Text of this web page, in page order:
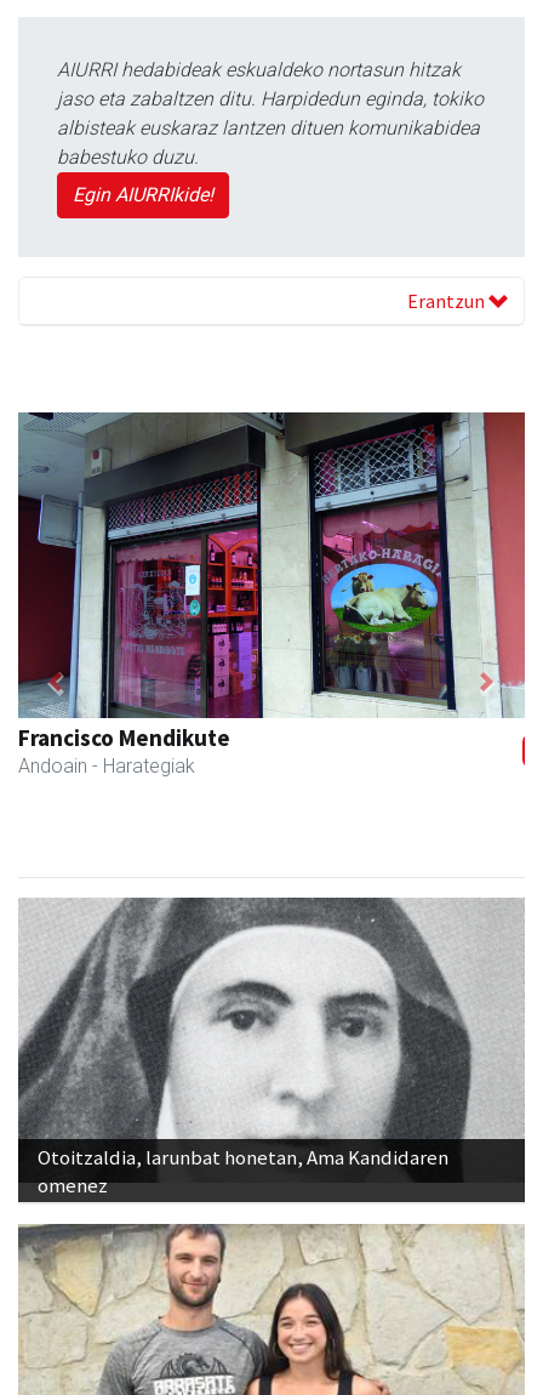
AIURRI hedabideak eskualdeko nortasun hitzak
jaso eta zabaltzen ditu. Harpidedun eginda, tokiko
albisteak euskaraz lantzen dituen komunikabidea
babestuko duzu.
Egin AIURRIkide!
Erantzun
Hiru Jatetxea
Andoain - Tabernak
Previous Next
Otoitzaldia, larunbat honetan, Ama Kandidaren
omenez